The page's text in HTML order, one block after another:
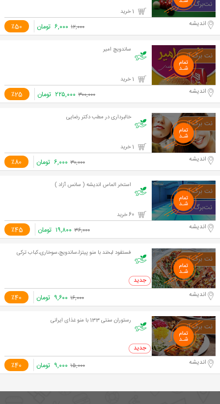
٪50 اندیشه ۱۲,۰۰۰ ۶,۰۰۰ تومان
ساندویچ امیر
٪25 اندیشه ۳۰۰,۰۰۰ ۲۲۵,۰۰۰ تومان
خالبرداری در مطب دکتر رضایی
٪80 اندیشه ۳۰,۰۰۰ ۶,۰۰۰ تومان
استخر الماس اندیشه ( سانس آزاد )
٪45 اندیشه ۳۶,۰۰۰ ۱۹,۸۰۰ تومان
فستفود لبخند با منو پیتزا،ساندویچ،سوخاری،کباب ترکی
0 خرید
٪40 اندیشه ۱۶,۰۰۰ ۹,۶۰۰ تومان
رستوران سنتی 133 با منو غذای ایرانی
0 خرید
٪40 اندیشه ۱۵,۰۰۰ ۹,۰۰۰ تومان